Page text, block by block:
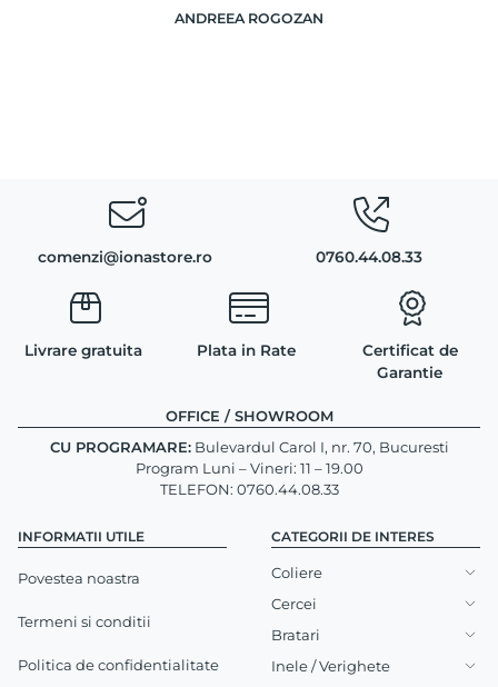
ANDREEA ROGOZAN
comenzi@ionastore.ro 0760.44.08.33
Livrare gratuita Plata in Rate
Certificat de
Garantie
INFORMATII UTILE
Povestea noastra
Termeni si conditii
Politica de confidentialitate
OFFICE / SHOWROOM
CU PROGRAMARE:Bulevardul Carol I, nr. 70, Bucuresti
Program Luni – Vineri: 11 – 19.00
TELEFON: 0760.44.08.33
CATEGORII DE INTERES
Coliere
Cercei
Bratari
Inele / Verighete